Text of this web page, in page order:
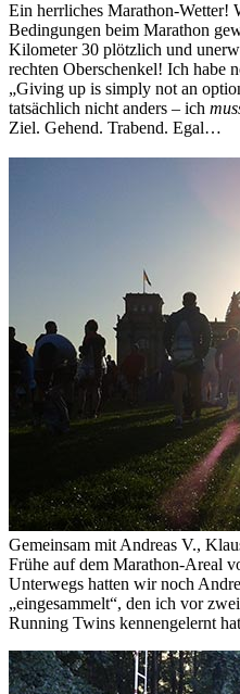
Ein herrliches Marathon-Wetter!
Bedingungen beim Marathon
Kilometer 30 plötzlich und
rechten Oberschenkel! Ich habe
„Giving up is simply not an
tatsächlich nicht anders – ich
Ziel. Gehend. Trabend. Egal…
Gemeinsam mit Andreas V.,
Frühe auf dem Marathon-Areal
Unterwegs hatten wir noch
„eingesammelt“, den ich vor
Running Twins kennengelernt